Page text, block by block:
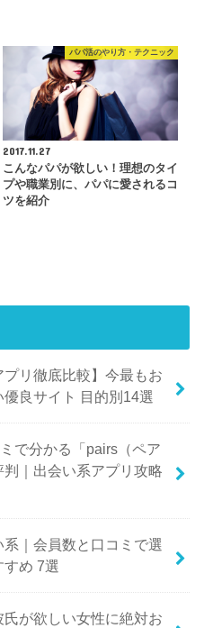
パパ活のやり方・テクニック
2017.11.27
こんなパパが欲しい！理想のタイ
プや職業別に、パパに愛されるコ
ツを紹介
プリ徹底比較】今最もお
良サイト 目的別14選
で分かる「pairs（ペア
判｜出会い系アプリ攻略
｜会員数と口コミで選
すめ 7選
氏が欲しい女性に絶対お